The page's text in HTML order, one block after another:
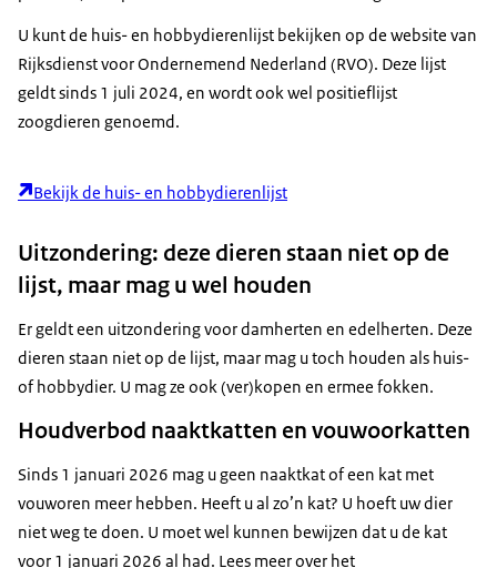
U kunt de huis- en hobbydierenlijst bekijken op de website van
Rijksdienst voor Ondernemend Nederland (RVO). Deze lijst
geldt sinds 1 juli 2024, en wordt ook wel positieflijst
zoogdieren genoemd.
Bekijk de huis- en hobbydierenlijst
Uitzondering: deze dieren staan niet op de
lijst, maar mag u wel houden
Er geldt een uitzondering voor damherten en edelherten. Deze
dieren staan niet op de lijst, maar mag u toch houden als huis-
of hobbydier. U mag ze ook (ver)kopen en ermee fokken.
Houdverbod naaktkatten en vouwoorkatten
Sinds 1 januari 2026 mag u geen naaktkat of een kat met
vouworen meer hebben. Heeft u al zo’n kat? U hoeft uw dier
niet weg te doen. U moet wel kunnen bewijzen dat u de kat
voor 1 januari 2026 al had. Lees meer over het